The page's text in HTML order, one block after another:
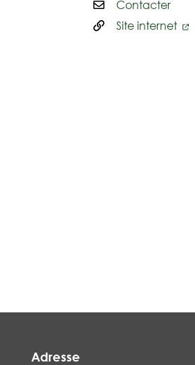
Contacter
Site internet
Adresse